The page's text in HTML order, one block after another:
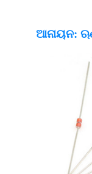
ଆନାୟନ: